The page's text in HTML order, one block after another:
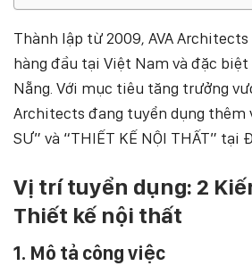
Thành lập từ 2009, AVA
hàng đầu tại Việt Nam và đặc
Nẵng. Với mục tiêu tăng trưởng
Architects đang tuyển dụng thêm
SƯ” và “THIẾT KẾ NỘI THẤT” tại
Vị trí tuyển dụng: 2
Thiết kế nội thất
1. Mô tả công việc